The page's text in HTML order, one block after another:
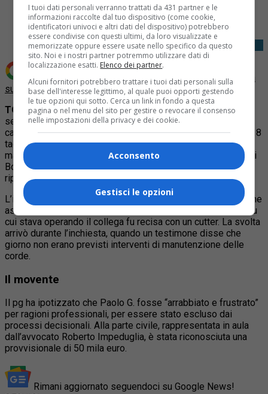
Tweet
Aggiungi Quotidiano Piemontese come Fonte preferita
su Google
TORINO– La Corte di Appello di Torino, modificando la
sentenza pronunciata in primo grado, ha inflitto otto anni di
carcere pertentato omicidioa Paolo G., che il 30 luglio 2018
tagliò volontariamente un cavo durante un intervento di
manutenzione sul pallone aerostatico turistico, il
Turin Eye
di
Borgo Dora. Il collega precipitò da un’altezza di 7 metri
riportando gravi lesioni.
L’imputato sostenne che si era trattato di un incidente e se ne
assunse la responsabilità ma secondo la procura la corda su
cui stava operando il collega fu recisa con un cutter. La svolta
arrivò durante l’inchiesta, quando un testimone disse che
giorno non erano previsti interventi di manutenzione delle
corde.
Il movente
Il pg ha ipotizzato che Paolo G. fosse “arrabbiato e frustrato”
per ragioni professionali, per essere stato escluso dai
processi decisionali. Alla parte civile, rappresentata in aula
dall’avvocato Roberto Impeduglia, è stata riconosciuta una
provvisionale di 50 mila euro.
Rimani aggiornato seguendoci su Google News!
I tuoi dati personali verranno trattati da 431 partner e le
informazioni raccolte dal tuo dispositivo (come cookie,
identificatori univoci e altri dati del dispositivo) potrebbero
essere condivise con questi ultimi, da loro visualizzate e
memorizzate oppure essere usate nello specifico da questo
sito. Noi e i nostri partner potremmo utilizzare dati di
localizzazione esatti. Elenco dei partner.
Alcuni fornitori potrebbero trattare i tuoi dati personali sulla
base dell'interesse legittimo, al quale puoi opporti gestendo
le tue opzioni qui sotto. Cerca un link in fondo a questa
pagina o nel menu del sito per gestire o revocare il consenso
nelle impostazioni della privacy e dei cookie.
Acconsento
Gestisci le opzioni